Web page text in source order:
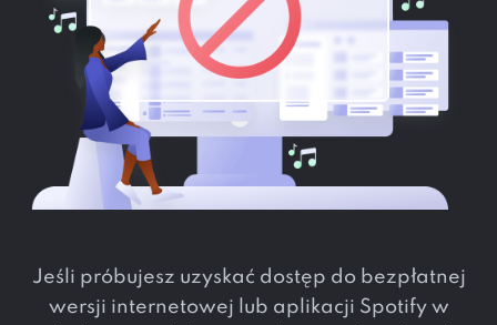
Jeśli próbujesz uzyskać dostęp do bezpłatnej
wersji internetowej lub aplikacji Spotify w